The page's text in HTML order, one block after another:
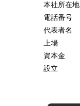
本社所在地
電話番号
代表者名
上場
資本金
設立